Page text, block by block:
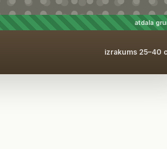
atdala
izrakums 25–40